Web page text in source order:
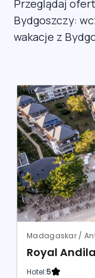
Przeglądaj
Bydgoszczy:
wakacje z
Madagaskar /
Royal
Hotel:5